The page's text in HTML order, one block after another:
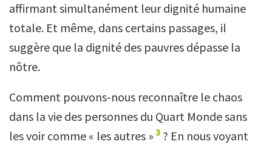
affirmant simultanément leur dignité humaine
totale. Et même, dans certains passages, il
suggère que la dignité des pauvres dépasse la
nôtre.
Comment pouvons-nous reconnaître le chaos
dans la vie des personnes du Quart Monde sans
les voir comme « les autres » 3 ? En nous voyant